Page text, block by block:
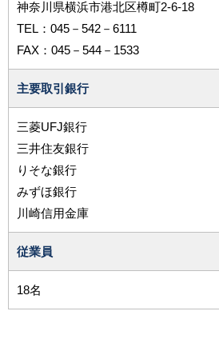
神奈川県横浜市港北区樽町2-6-18
TEL：045－542－6111
FAX：045－544－1533
主要取引銀行
三菱UFJ銀行
三井住友銀行
りそな銀行
みずほ銀行
川崎信用金庫
従業員
18名